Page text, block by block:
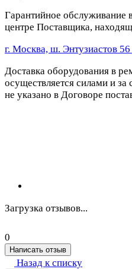
Гарантийное обслуживание
центре Поставщика,
г. Москва, ш. Энтузиастов 56
Доставка оборудования в
осуществляется силами и за
не указано в Договоре
Загрузка отзывов...
0
Написать отзыв
Назад к списку